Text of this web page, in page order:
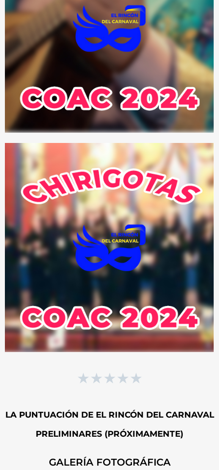
★★★★★
LA PUNTUACIÓN DE EL RINCÓN DEL CARNAVAL
PRELIMINARES (PRÓXIMAMENTE)
GALERÍA FOTOGRÁFICA